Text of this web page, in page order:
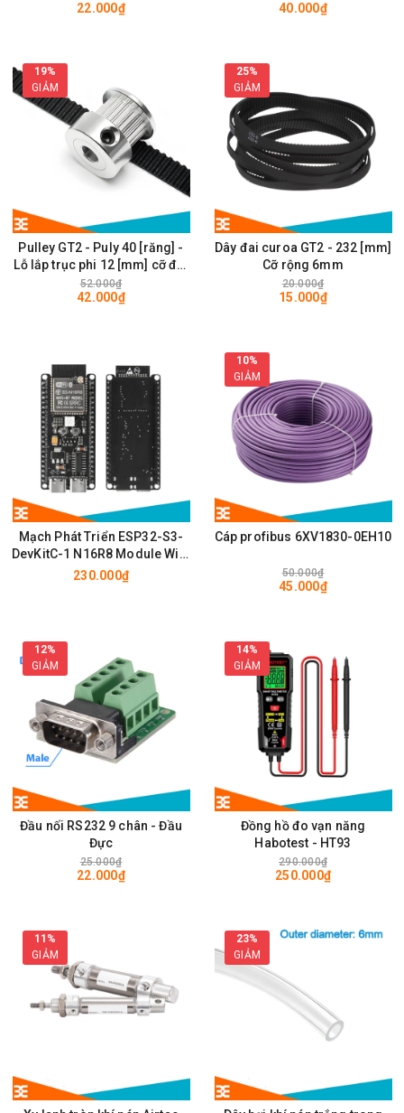
22.000₫ 28 x 28mm
40.000₫
19%
GIẢM
Pulley GT2 - Puly 40 [răng] -
Lỗ lắp trục phi 12 [mm] cỡ đai
rộng 6mm
52.000₫
42.000₫
25%
GIẢM
Dây đai curoa GT2 - 232 [mm]
Cỡ rộng 6mm
20.000₫
15.000₫
Mạch Phát Triển ESP32-S3-
DevKitC-1 N16R8 Module Wifi,
BLE có chân cắm ăng ten
230.000₫
10%
GIẢM
Cáp profibus 6XV1830-0EH10
50.000₫
45.000₫
12%
GIẢM
Đầu nối RS232 9 chân - Đầu
Đực
25.000₫
22.000₫
14%
GIẢM
Đồng hồ đo vạn năng
Habotest - HT93
290.000₫
250.000₫
11%
GIẢM
23%
GIẢM